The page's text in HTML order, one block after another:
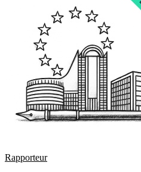
Rapporteur